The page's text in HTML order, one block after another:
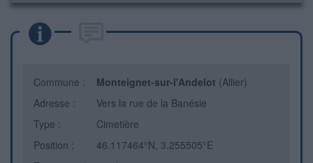
Commune : Monteignet-sur-l'Andelot (Allier)
Adresse :
Vers la rue de la Banésie
Type :
Cimetière
Position :
46.117464°N, 3.255505°E